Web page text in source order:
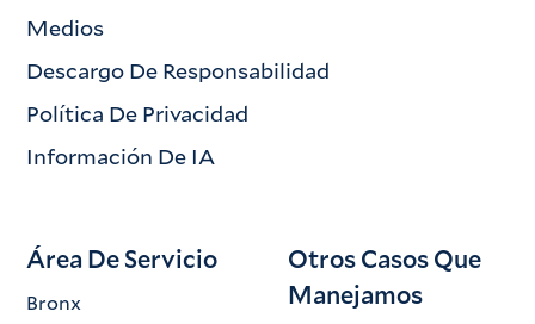
Medios
Descargo De Responsabilidad
Política De Privacidad
Información De IA
Área De Servicio
Bronx
Otros Casos Que
Manejamos